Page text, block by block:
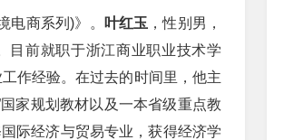
电商系列)》。 叶红玉 ，性别男，
目前就职于浙江商业职业技术学
作经验。在过去的时间里，他主
家规划教材以及一本省级重点教
际经济与贸易专业，获得经济学